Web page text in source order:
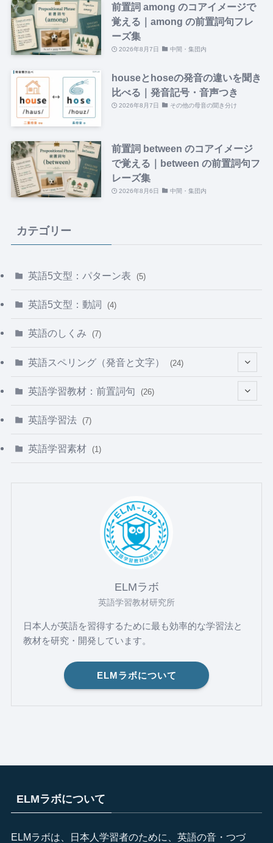
前置詞 among のコアイメージで
覚える｜among の前置詞句フレ
ーズ集
2026年8月7日 中間・集団内
houseとhoseの発音の違いを聞き
比べる｜発音記号・音声つき
2026年8月7日 その他の母音の聞き分け
前置詞 between のコアイメージ
で覚える｜between の前置詞句フ
レーズ集
2026年8月6日 中間・集団内
カテゴリー
英語5文型：パターン表 (5)
英語5文型：動詞 (4)
英語のしくみ (7)
英語スペリング（発音と文字） (24)
(5)
英語学習教材：前置詞句 (26)
(5)
(2)
(5)
英語学習法 (7)
英語学習素材 (1)
ELMラボ
英語学習教材研究所
日本人が英語を習得するために最も効率的な学習法と
教材を研究・開発しています。
ELMラボについて
ELMラボについて
ELMラボは、日本人学習者のために、英語の音・つづ